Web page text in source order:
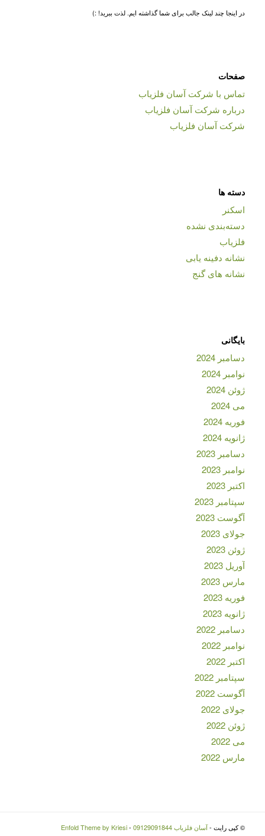
در اینجا چند لینک جالب برای شما گذاشته ایم. لذت ببرید! :)
صفحات
تماس با شرکت آسان فلزیاب
درباره شرکت آسان فلزیاب
شرکت آسان فلزیاب
دسته ها
اسکنر
دسته‌بندی نشده
فلزیاب
نشانه دفینه یابی
نشانه های گنج
بایگانی
دسامبر 2024
نوامبر 2024
ژوئن 2024
می 2024
فوریه 2024
ژانویه 2024
دسامبر 2023
نوامبر 2023
اکتبر 2023
سپتامبر 2023
آگوست 2023
جولای 2023
ژوئن 2023
آوریل 2023
مارس 2023
فوریه 2023
ژانویه 2023
دسامبر 2022
نوامبر 2022
اکتبر 2022
سپتامبر 2022
آگوست 2022
جولای 2022
ژوئن 2022
می 2022
مارس 2022
© کپی رایت -آسان فلزیاب 09129091844 -
Enfold Theme by Kriesi